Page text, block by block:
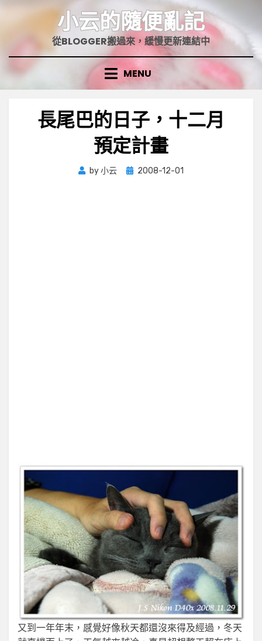
小云的隨便亂記
從BLOGGER搬過來，緩慢更新連結中
MENU
長尾巴的日子，十二月
預定計畫
by小云
Posted
2008-12-01
又到一年年末，感覺好像秋天都還沒來得及經過，冬天